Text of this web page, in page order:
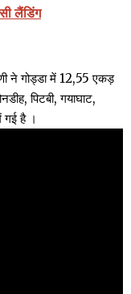
लैंडिंग
ने गोड्डा में 12,55 एकड़
पिटबी, गयाघाट,
गई है ।